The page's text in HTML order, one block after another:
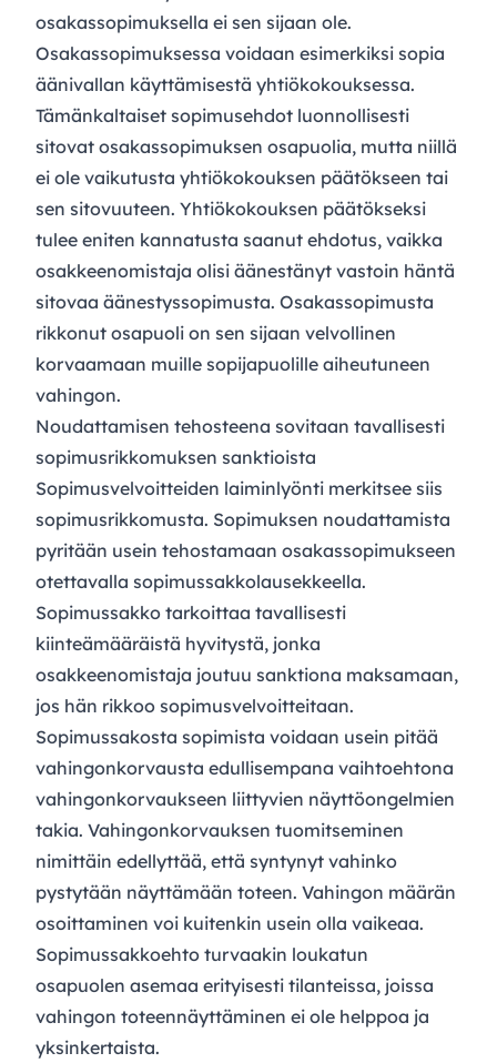
osakassopimuksella ei sen sijaan ole.
Osakassopimuksessa voidaan esimerkiksi sopia
äänivallan käyttämisestä yhtiökokouksessa.
Tämänkaltaiset sopimusehdot luonnollisesti
sitovat osakassopimuksen osapuolia, mutta niillä
ei ole vaikutusta yhtiökokouksen päätökseen tai
sen sitovuuteen. Yhtiökokouksen päätökseksi
tulee eniten kannatusta saanut ehdotus, vaikka
osakkeenomistaja olisi äänestänyt vastoin häntä
sitovaa äänestyssopimusta. Osakassopimusta
rikkonut osapuoli on sen sijaan velvollinen
korvaamaan muille sopijapuolille aiheutuneen
vahingon.
Noudattamisen tehosteena sovitaan tavallisesti
sopimusrikkomuksen sanktioista
Sopimusvelvoitteiden laiminlyönti merkitsee siis
sopimusrikkomusta. Sopimuksen noudattamista
pyritään usein tehostamaan osakassopimukseen
otettavalla sopimussakkolausekkeella.
Sopimussakko tarkoittaa tavallisesti
kiinteämääräistä hyvitystä, jonka
osakkeenomistaja joutuu sanktiona maksamaan,
jos hän rikkoo sopimusvelvoitteitaan.
Sopimussakosta sopimista voidaan usein pitää
vahingonkorvausta edullisempana vaihtoehtona
vahingonkorvaukseen liittyvien näyttöongelmien
takia. Vahingonkorvauksen tuomitseminen
nimittäin edellyttää, että syntynyt vahinko
pystytään näyttämään toteen. Vahingon määrän
osoittaminen voi kuitenkin usein olla vaikeaa.
Sopimussakkoehto turvaakin loukatun
osapuolen asemaa erityisesti tilanteissa, joissa
vahingon toteennäyttäminen ei ole helppoa ja
yksinkertaista.